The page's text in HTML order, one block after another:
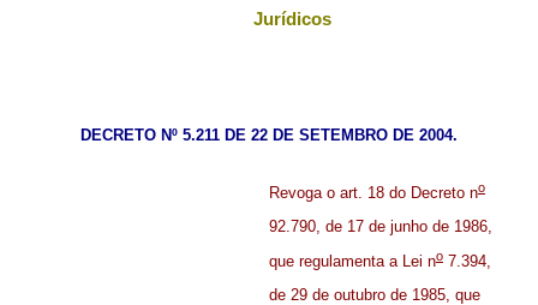
Jurídicos
DECRETO Nº 5.211 DE 22 DE SETEMBRO DE 2004.
Revoga o art. 18 do Decreto no
92.790, de 17 de junho de 1986,
que regulamenta a Lei no 7.394,
de 29 de outubro de 1985, que